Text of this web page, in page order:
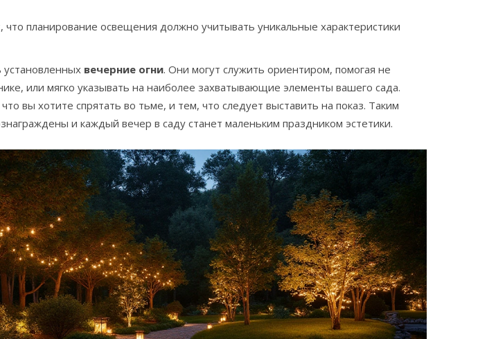
что планирование освещения должно учитывать уникальные характеристики
вечерние огни. Они могут служить ориентиром, помогая не
или мягко указывать на наиболее захватывающие элементы вашего сада.
вы хотите спрятать во тьме, и тем, что следует выставить на показ. Таким
и каждый вечер в саду станет маленьким праздником эстетики.